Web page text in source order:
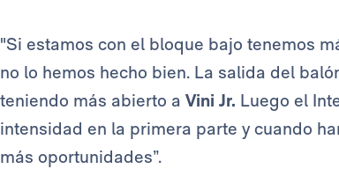
"Si estamos con el bloque bajo tenemos
no lo hemos hecho bien. La salida del
teniendo más abierto a Vini Jr. Luego el
intensidad en la primera parte y cuando
más oportunidades”.